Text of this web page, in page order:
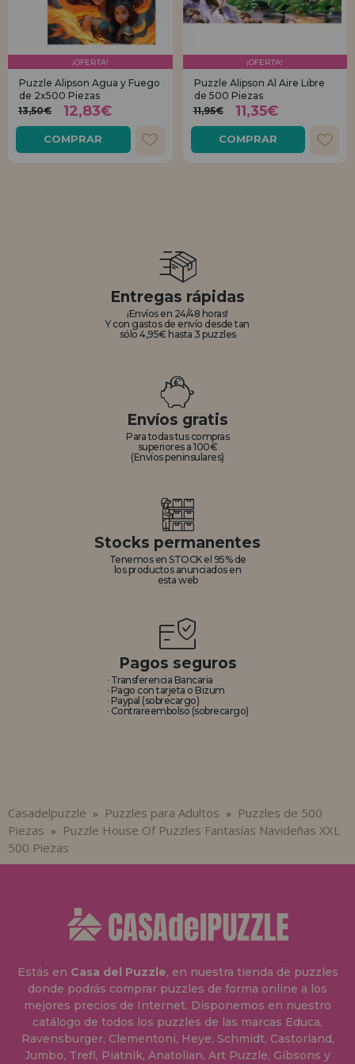
¡OFERTA!
Puzzle Alipson Agua y Fuego
de 2x500 Piezas
13,50€
12,83€
COMPRAR
¡OFERTA!
Puzzle Alipson Al Aire Libre
de 500 Piezas
11,95€
11,35€
COMPRAR
Entregas rápidas
¡Envíos en 24/48 horas!
Y con gastos de envío desde tan
sólo 4,95€ hasta 3 puzzles
Envíos gratis
Para todas tus compras
superiores a 100€
(Envíos peninsulares)
Stocks permanentes
Tenemos en STOCK el 95% de
los productos anunciados en
esta web
Pagos seguros
· Transferencia Bancaria
· Pago con tarjeta o Bizum
· Paypal (sobrecargo)
· Contrareembolso (sobrecargo)
Casadelpuzzle » Puzzles para Adultos »
Puzzles de 500
Piezas »
Puzzle House Of Puzzles Fantasías Navideñas XXL
500 Piezas
Estás en Casa del Puzzle, en nuestra tienda de puzzles
donde podrás comprar puzzles de forma online a los
mejores precios de Internet. Disponemos en nuestro
catálogo de todos los puzzles de las marcas Educa,
Ravensburger, Clementoni, Heye, Schmidt, Castorland,
Jumbo, Trefl, Piatnik, Anatolian, Art Puzzle, Gibsons y